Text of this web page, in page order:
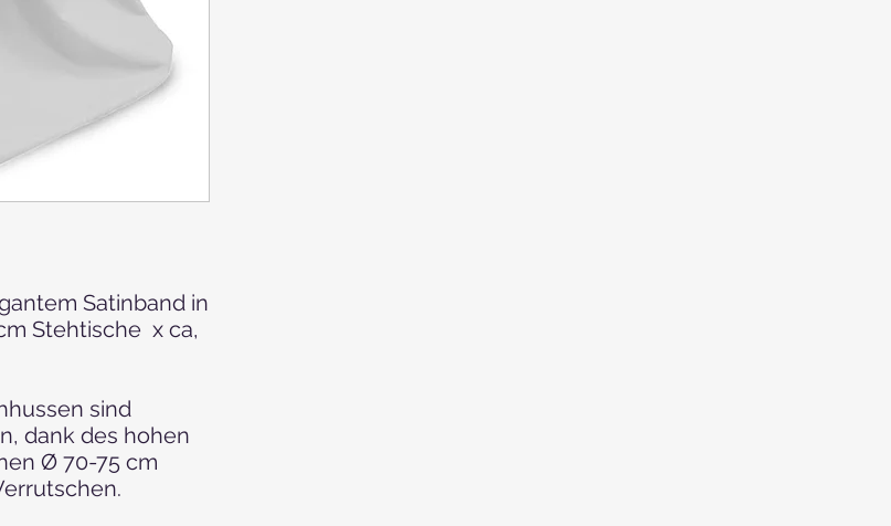
Satinband in
Stehtische x ca,
sind
dank des hohen
Ø 70-75 cm